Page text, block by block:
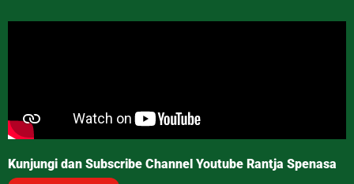
Kunjungi dan Subscribe Channel Youtube Rantja Spenasa